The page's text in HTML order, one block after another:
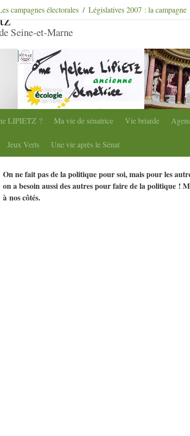
Aller au menu secondaire | Aller à la recherche
Seine-et-Marne
LIPIETZ ? Ma vie de sénatrice Vie briarde
Jeux Verts Une vie après le Sénat
campagnes électorales Législatives 2007 : la campagne
On ne fait pas de la politique pour soi, mais pour les
on a besoin aussi des autres pour faire de la politique !
à nos côtés.